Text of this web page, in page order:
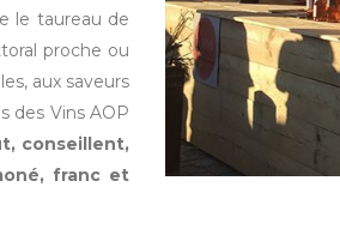
le taureau de
proche ou
aux saveurs
des Vins AOP
conseillent,
franc et